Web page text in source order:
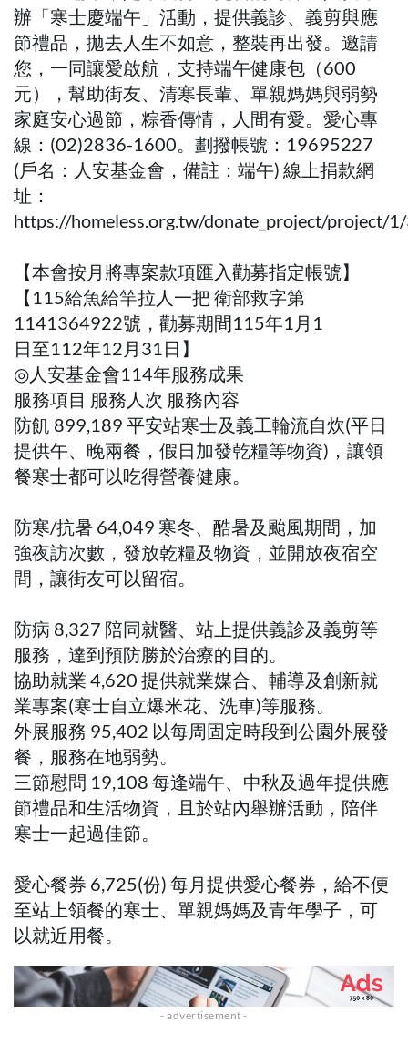
辦「寒士慶端午」活動，提供義診、義剪與應
節禮品，拋去人生不如意，整裝再出發。邀請
您，一同讓愛啟航，支持端午健康包（600
元），幫助街友、清寒長輩、單親媽媽與弱勢
家庭安心過節，粽香傳情，人間有愛。愛心專
線：(02)2836-1600。劃撥帳號：19695227
(戶名：人安基金會，備註：端午) 線上捐款網
址：
https://homeless.org.tw/donate_project/project/
【本會按月將專案款項匯入勸募指定帳號】
【115給魚給竿拉人一把 衛部救字第
1141364922號，勸募期間115年1月1
日至112年12月31日】
◎人安基金會114年服務成果
服務項目 服務人次 服務內容
防飢 899,189 平安站寒士及義工輪流自炊(平日
提供午、晚兩餐，假日加發乾糧等物資)，讓領
餐寒士都可以吃得營養健康。
防寒/抗暑 64,049 寒冬、酷暑及颱風期間，加
強夜訪次數，發放乾糧及物資，並開放夜宿空
間，讓街友可以留宿。
防病 8,327 陪同就醫、站上提供義診及義剪等
服務，達到預防勝於治療的目的。
協助就業 4,620 提供就業媒合、輔導及創新就
業專案(寒士自立爆米花、洗車)等服務。
外展服務 95,402 以每周固定時段到公園外展發
餐，服務在地弱勢。
三節慰問 19,108 每逢端午、中秋及過年提供應
節禮品和生活物資，且於站內舉辦活動，陪伴
寒士一起過佳節。
愛心餐券 6,725(份) 每月提供愛心餐券，給不便
至站上領餐的寒士、單親媽媽及青年學子，可
以就近用餐。